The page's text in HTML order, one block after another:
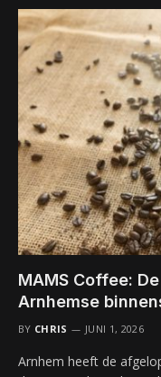
MAMS Coffee:
Arnhemse
BY CHRIS JUNI 1, 2026
Arnhem heeft de